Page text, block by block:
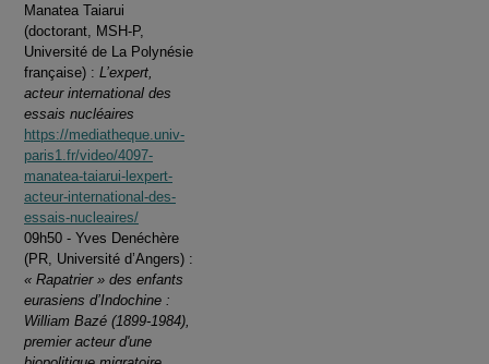
Manatea Taiarui
(doctorant, MSH-P,
Université de La Polynésie
française) : L’expert,
acteur international des
essais nucléaires
https://mediatheque.univ-
paris1.fr/video/4097-
manatea-taiarui-lexpert-
acteur-international-des-
essais-nucleaires/
09h50 - Yves Denéchère
(PR, Université d’Angers) :
« Rapatrier » des enfants
eurasiens d’Indochine :
William Bazé (1899-1984),
premier acteur d'une